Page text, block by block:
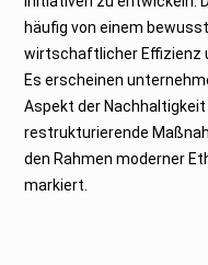
häufig von einem
wirtschaftlicher Effizienz
Es erscheinen
Aspekt der
restrukturierende
den Rahmen moderner
markiert.